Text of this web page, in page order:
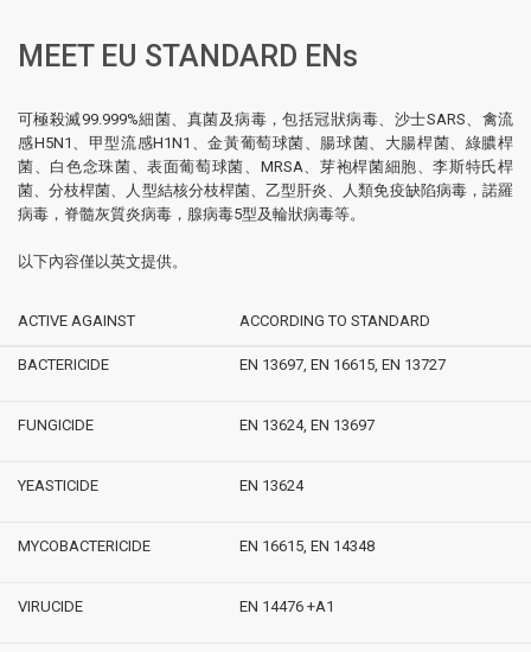
MEET EU STANDARD ENs
可極殺滅99.999%細菌、真菌及病毒，包括冠狀病毒、沙士SARS、禽流
感H5N1、甲型流感H1N1、金黃葡萄球菌、腸球菌、大腸桿菌、綠膿桿
菌、白色念珠菌、表面葡萄球菌、MRSA、芽袍桿菌細胞、李斯特氏桿
菌、分枝桿菌、人型結核分枝桿菌、乙型肝炎、人類免疫缺陷病毒，諾羅
病毒，脊髓灰質炎病毒，腺病毒5型及輪狀病毒等。
以下內容僅以英文提供。
ACTIVE AGAINST ACCORDING TO STANDARD
BACTERICIDE EN 13697, EN 16615, EN 13727
FUNGICIDE EN 13624, EN 13697
YEASTICIDE EN 13624
MYCOBACTERICIDE EN 16615, EN 14348
VIRUCIDE EN 14476 +A1